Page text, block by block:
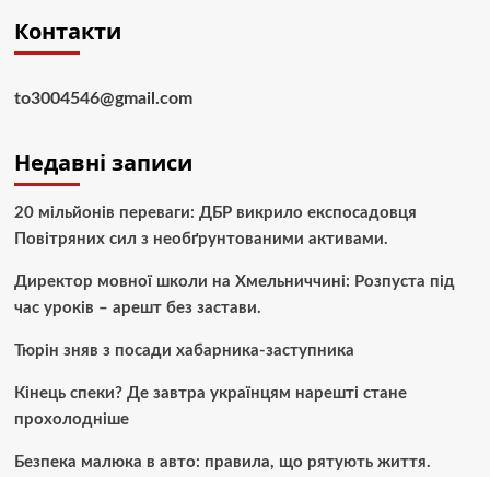
Контакти
to3004546@gmail.com
Недавні записи
20 мільйонів переваги: ДБР викрило експосадовця
Повітряних сил з необґрунтованими активами.
Директор мовної школи на Хмельниччині: Розпуста під
час уроків – арешт без застави.
Тюрін зняв з посади хабарника-заступника
Кінець спеки? Де завтра українцям нарешті стане
прохолодніше
Безпека малюка в авто: правила, що рятують життя.